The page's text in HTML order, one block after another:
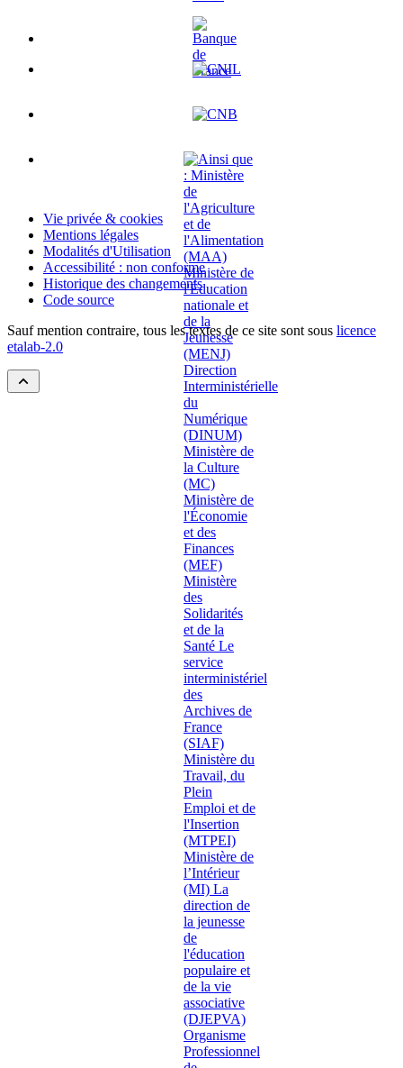
Vie privée & cookies
Mentions légales
Modalités d'Utilisation
Accessibilité : non conforme
Historique des changements
Code source
Sauf mention contraire, tous les textes de ce site sont sous licence
etalab-2.0